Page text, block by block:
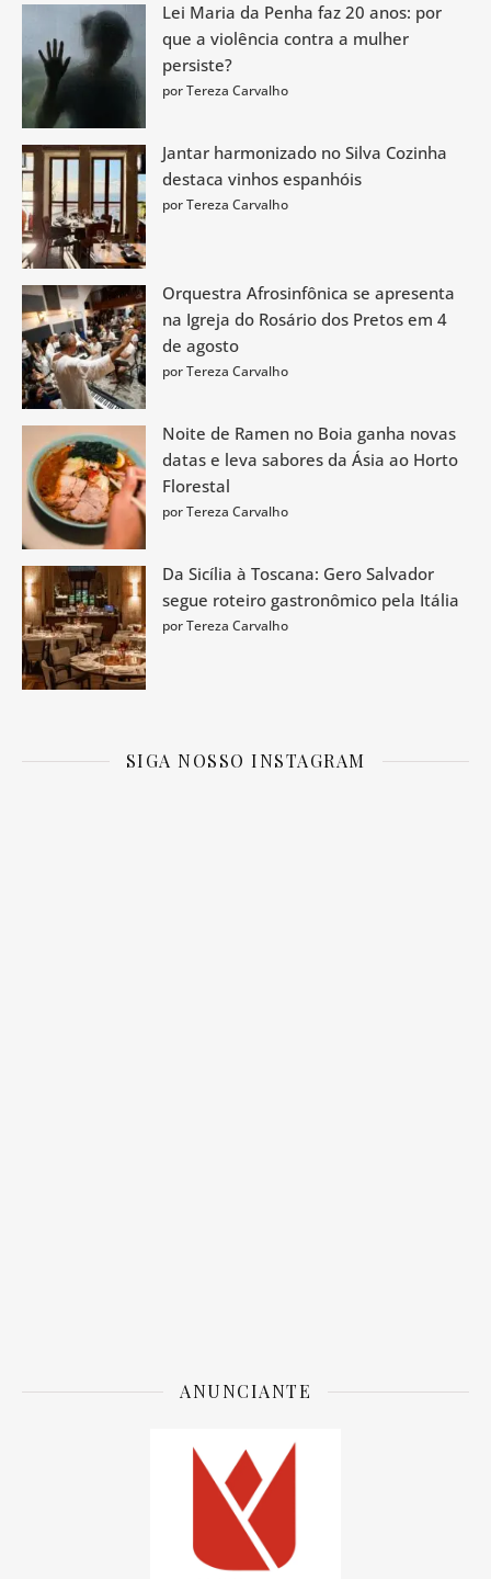
Lei Maria da Penha faz 20 anos: por
que a violência contra a mulher
persiste?
por Tereza Carvalho
Jantar harmonizado no Silva Cozinha
destaca vinhos espanhóis
por Tereza Carvalho
Orquestra Afrosinfônica se apresenta
na Igreja do Rosário dos Pretos em 4
de agosto
por Tereza Carvalho
Noite de Ramen no Boia ganha novas
datas e leva sabores da Ásia ao Horto
Florestal
por Tereza Carvalho
Da Sicília à Toscana: Gero Salvador
segue roteiro gastronômico pela Itália
por Tereza Carvalho
SIGA NOSSO INSTAGRAM
ANUNCIANTE